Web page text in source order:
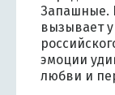
Запашные.
вызывает
эмоции
любви и